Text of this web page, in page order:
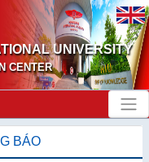
UNIVERSITY
CENTER
BÁO